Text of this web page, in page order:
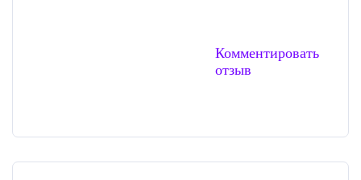
Комментировать
отзыв